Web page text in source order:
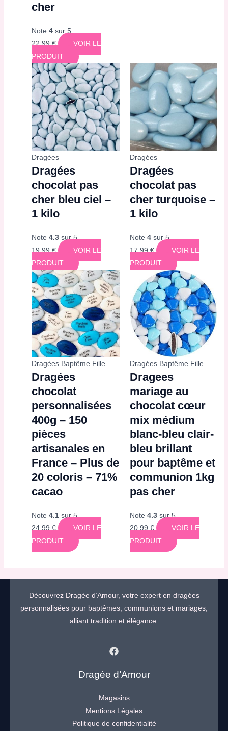
cher
Note4 sur 5
22,99€
VOIR LE
PRODUIT
Dragées
Dragées
chocolat pas
cher bleu ciel –
1 kilo
Note4.3 sur 5
19,99€
VOIR LE
PRODUIT
Dragées
Dragées
chocolat pas
cher turquoise –
1 kilo
Note 4sur 5
17,99 €
VOIR LE
PRODUIT
Dragées Baptême Fille
Dragées
chocolat
personnalisées
400g – 150
pièces
artisanales en
France – Plus de
20 coloris – 71%
cacao
Note4.1 sur 5
24,99€
VOIR LE
PRODUIT
Dragées Baptême Fille
Dragees
mariage au
chocolat cœur
mix médium
blanc-bleu clair-
bleu brillant
pour baptême et
communion 1kg
pas cher
Note 4.3sur 5
20,99€
VOIR LE
PRODUIT
Découvrez Dragée d’Amour, votre expert en dragées
personnalisées pour baptêmes, communions et mariages,
alliant tradition et élégance.
Dragée d’Amour
Magasins
Mentions Légales
Politique de confidentialité